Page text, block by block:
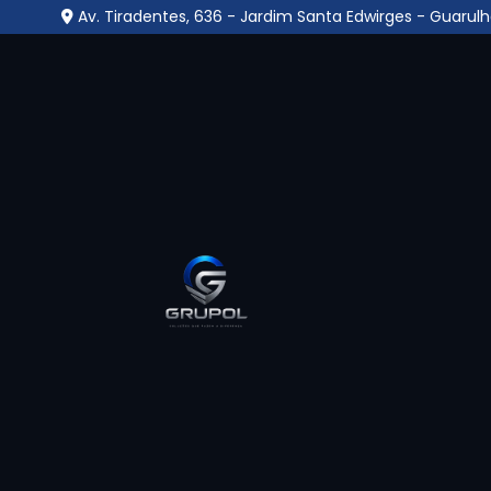
Av. Tiradentes, 636 - Jardim Santa Edwirges -
Informações
empresa que instala câmera de
vigilância eletrônica, oferecendo suporte
tipo de empresa assegura que as
vulneráveis e garantir a eficiência do